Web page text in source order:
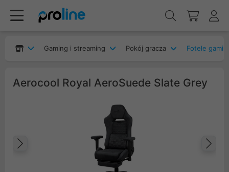
Gaming i streaming Pokój gracza Fotele
Aerocool Royal AeroSuede Slate Grey
Poprzedni